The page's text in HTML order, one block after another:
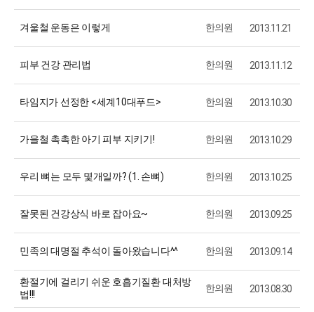
겨울철 운동은 이렇게 한의원 2013.11.21
피부 건강 관리법 한의원 2013.11.12
타임지가 선정한 <세계10대푸드> 한의원 2013.10.30
가을철 촉촉한 아기 피부 지키기! 한의원 2013.10.29
우리 뼈는 모두 몇개일까? (1. 손뼈) 한의원 2013.10.25
잘못된 건강상식 바로 잡아요~ 한의원 2013.09.25
민족의 대명절 추석이 돌아왔습니다^^ 한의원 2013.09.14
환절기에 걸리기 쉬운 호흡기질환 대처방
법!!!
한의원 2013.08.30